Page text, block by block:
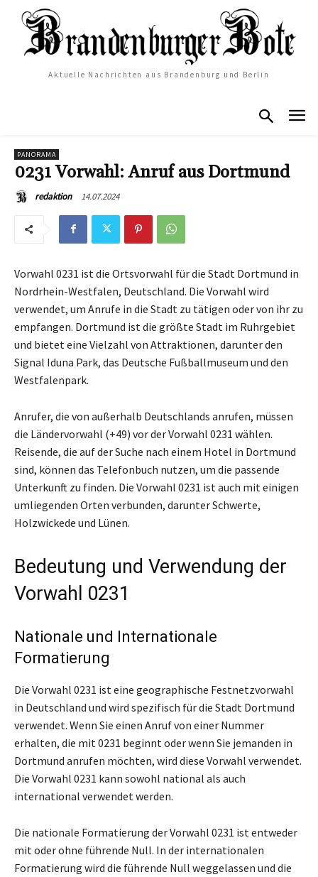
Aktuelle Nachrichten aus Brandenburg und Berlin
PANORAMA
0231 Vorwahl: Anruf aus Dortmund
redaktion 14.07.2024
Vorwahl 0231 ist die Ortsvorwahl für die Stadt Dortmund in
Nordrhein-Westfalen, Deutschland. Die Vorwahl wird
verwendet, um Anrufe in die Stadt zu tätigen oder von ihr zu
empfangen. Dortmund ist die größte Stadt im Ruhrgebiet
und bietet eine Vielzahl von Attraktionen, darunter den
Signal Iduna Park, das Deutsche Fußballmuseum und den
Westfalenpark.
Anrufer, die von außerhalb Deutschlands anrufen, müssen
die Ländervorwahl (+49) vor der Vorwahl 0231 wählen.
Reisende, die auf der Suche nach einem Hotel in Dortmund
sind, können das Telefonbuch nutzen, um die passende
Unterkunft zu finden. Die Vorwahl 0231 ist auch mit einigen
umliegenden Orten verbunden, darunter Schwerte,
Holzwickede und Lünen.
Bedeutung und Verwendung der
Vorwahl 0231
Nationale und Internationale
Formatierung
Die Vorwahl 0231 ist eine geographische Festnetzvorwahl
in Deutschland und wird spezifisch für die Stadt Dortmund
verwendet. Wenn Sie einen Anruf von einer Nummer
erhalten, die mit 0231 beginnt oder wenn Sie jemanden in
Dortmund anrufen möchten, wird diese Vorwahl verwendet.
Die Vorwahl 0231 kann sowohl national als auch
international verwendet werden.
Die nationale Formatierung der Vorwahl 0231 ist entweder
mit oder ohne führende Null. In der internationalen
Formatierung wird die führende Null weggelassen und die